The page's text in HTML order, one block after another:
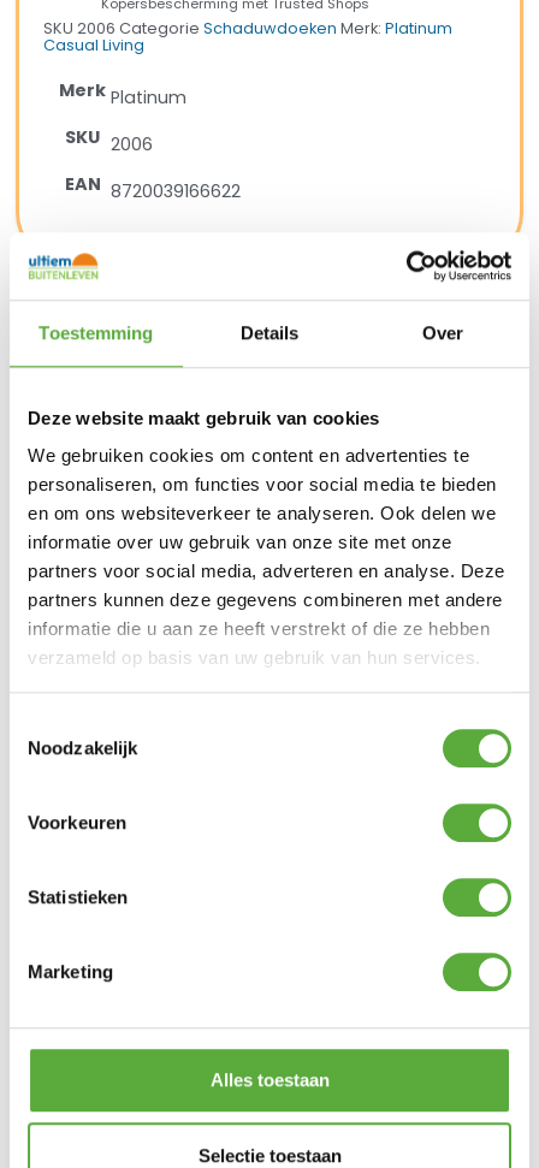
Toestemming Details Over
Deze website maakt gebruik van cookies
We gebruiken cookies om content en advertenties te
personaliseren, om functies voor social media te bieden
en om ons websiteverkeer te analyseren. Ook delen we
informatie over uw gebruik van onze site met onze
partners voor social media, adverteren en analyse. Deze
partners kunnen deze gegevens combineren met andere
informatie die u aan ze heeft verstrekt of die ze hebben
verzameld op basis van uw gebruik van hun services.
Noodzakelijk
Voorkeuren
Statistieken
Marketing
Alles toestaan
Selectie toestaan
Kopersbescherming met Trusted Shops
SKU2006Categorie Schaduwdoeken Merk:Platinum
Casual Living
Merk Platinum
SKU 2006
EAN 8720039166622
BIJPASSENDE ACCESSOIRES EN ALTERNATIEVE
PRODUCTEN
Platinum Sun & Shade Schroeven 20x RVS
€4,45
Platinum Sun & Shade Karabijnhaak 8x80mm RVS
€7,50
Platinum Sun & Shade M8 Keilhuls voor steen en
beton
Platinum Sun & Shade M8 Spanmoer 2x haak RVS
Platinum Sun & Shade Bout met oog voor paal
€17,95
Platinum Sun & Shade Ketting 200x4mm
€29,95